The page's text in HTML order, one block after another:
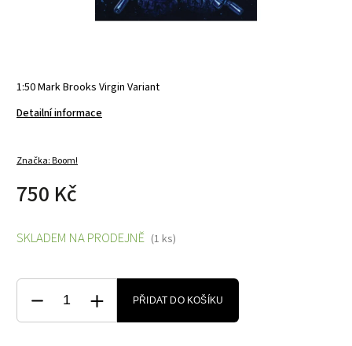
1:50 Mark Brooks Virgin Variant
Detailní informace
Značka:Boom!
750 Kč
SKLADEM NA PRODEJNĚ (1 ks)
PŘIDAT DO KOŠÍKU